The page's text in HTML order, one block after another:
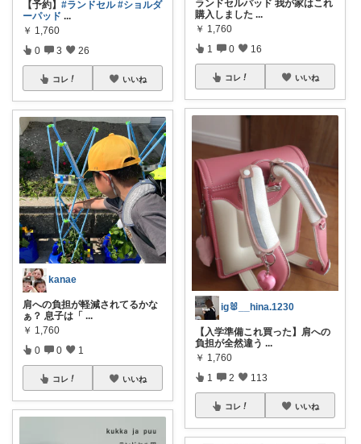
【予約】 #ランドセル #ショルダ
ーパッド ...
￥ 1,760
0 3 26
コレ いいね
kanae
肩への負担が軽減されてるかな
ぁ？ 息子は「 ...
￥ 1,760
0 0 1
コレ いいね
ランドセルパッド 我が家はこれ
購入しました ...
￥ 1,760
1 0 16
コレ いいね
ig🐰__hina.1230
【入学準備これ買った】肩への
負担が全然違う ...
￥ 1,760
1 2 113
コレ いいね